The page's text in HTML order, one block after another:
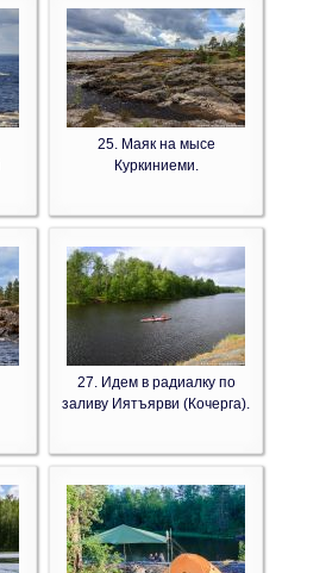
25. Маяк на мысе
Куркиниеми.
27. Идем в радиалку по
заливу Иятъярви (Кочерга).